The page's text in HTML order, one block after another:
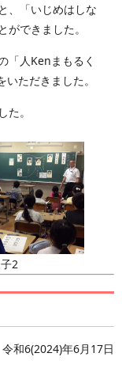
、「いじめはしな
できました。
「人Kenまもるく
ただきました。
。
2
令和6(2024)年6月17日